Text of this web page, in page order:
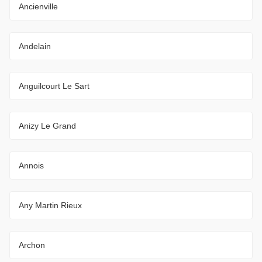
Ancienville
Andelain
Anguilcourt Le Sart
Anizy Le Grand
Annois
Any Martin Rieux
Archon